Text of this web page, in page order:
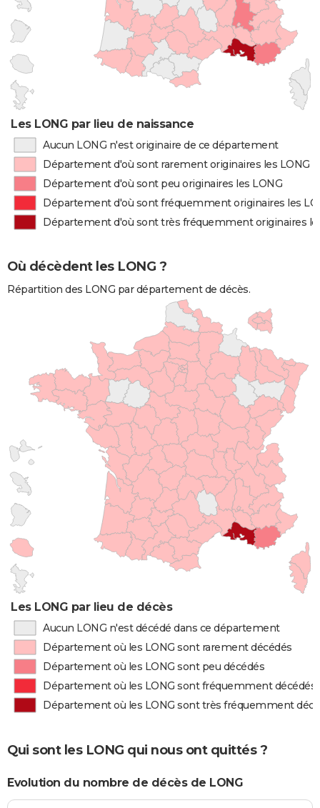
Les LONG par lieu de naissance
Aucun LONG n'est originaire de ce département
Département d'où sont rarement originaires les LONG
Département d'où sont peu originaires les LONG
Département d'où sont fréquemment originaires les
Département d'où sont très fréquemment originaires
Où décèdent les LONG ?
Répartition des LONG par département de décès.
Les LONG par lieu de décès
Aucun LONG n'est décédé dans ce département
Département où les LONG sont rarement décédés
Département où les LONG sont peu décédés
Département où les LONG sont fréquemment décédés
Département où les LONG sont très fréquemment
Qui sont les LONG qui nous ont quittés ?
Evolution du nombre de décès de LONG